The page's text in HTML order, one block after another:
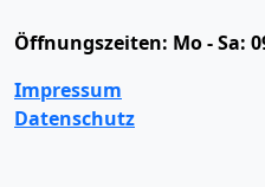
Öffnungszeiten: Mo - Sa:
Impressum
Datenschutz